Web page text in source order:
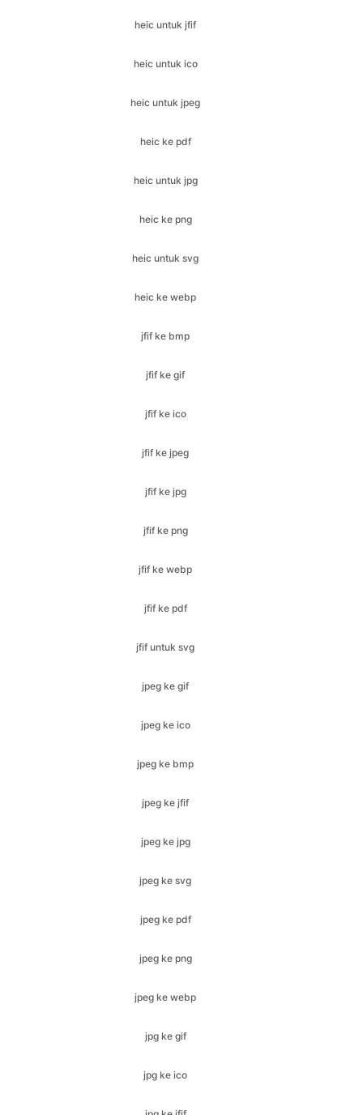
heic untuk jpeg
heic ke pdf
heic untuk jpg
heic ke png
heic untuk svg
heic ke webp
jfif ke bmp
jfif ke gif
jfif ke ico
jfif ke jpeg
jfif ke jpg
jfif ke png
jfif ke webp
jfif ke pdf
jfif untuk svg
jpeg ke gif
jpeg ke ico
jpeg ke bmp
jpeg ke jfif
jpeg ke jpg
jpeg ke svg
jpeg ke pdf
jpeg ke png
jpeg ke webp
jpg ke gif
jpg ke ico
jpg ke jfif
jpg ke bmp